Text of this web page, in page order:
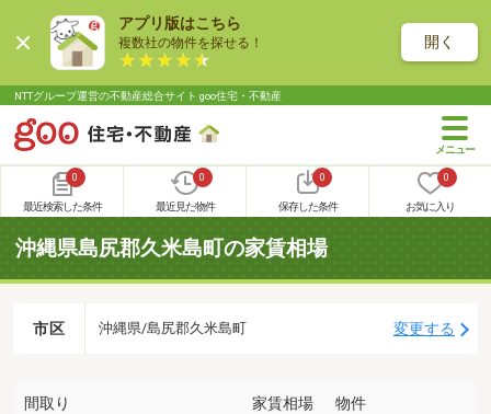
アプリ版はこちら
複数社の物件を探せる！ 開く
NTTグループ運営の不動産総合サイト goo住宅・不動産
0
最近検索した条件
0
最近見た物件
0
保存した条件
0
お気に入り
沖縄県島尻郡久米島町の家賃相場
市区 沖縄県/島尻郡久米島町 変更する
間取り 家賃相場 物件